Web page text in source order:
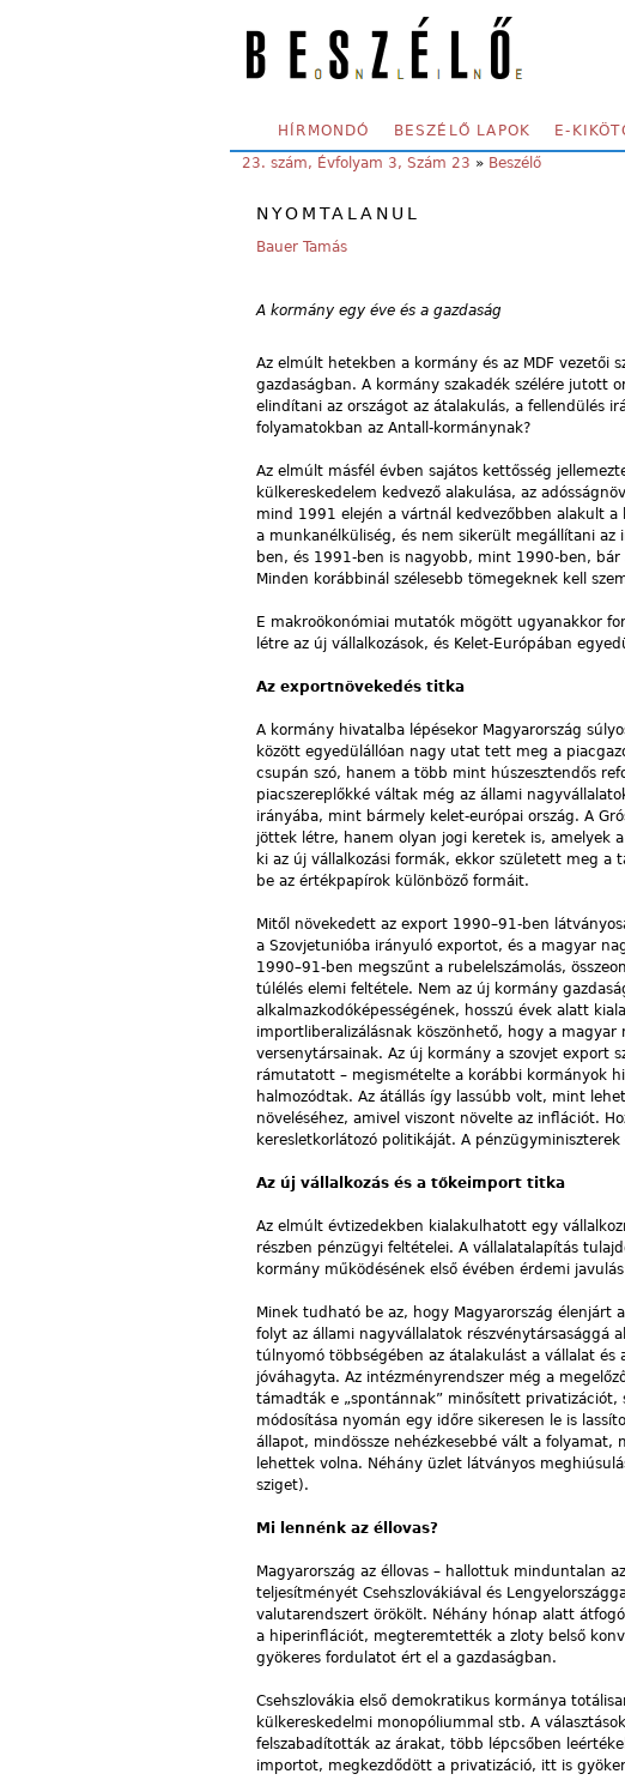
SECONDARY MENU
HÍRMONDÓ BESZÉLŐ LAPOK E-
YOU ARE HERE:
23. szám, Évfolyam 3, Szám 23 » Beszélő
NYOMTALANUL
Bauer Tamás
A kormány egy éve és a gazdaság
Az elmúlt hetekben a kormány és az MDF vezetői
gazdaságban. A kormány szakadék szélére jutott
elindítani az országot az átalakulás, a fellendülés
folyamatokban az Antall-kormánynak?
Az elmúlt másfél évben sajátos kettősség
külkereskedelem kedvező alakulása, az
mind 1991 elején a vártnál kedvezőbben alakult
a munkanélküliség, és nem sikerült megállítani
ben, és 1991-ben is nagyobb, mint 1990-ben,
Minden korábbinál szélesebb tömegeknek kell
E makroökonómiai mutatók mögött ugyanakkor
létre az új vállalkozások, és Kelet-Európában
Az exportnövekedés titka
A kormány hivatalba lépésekor Magyarország
között egyedülállóan nagy utat tett meg a
csupán szó, hanem a több mint húszesztendős
piacszereplőkké váltak még az állami
irányába, mint bármely kelet-európai ország. A
jöttek létre, hanem olyan jogi keretek is, amelyek
ki az új vállalkozási formák, ekkor született meg a
be az értékpapírok különböző formáit.
Mitől növekedett az export 1990–91-ben
a Szovjetunióba irányuló exportot, és a magyar
1990–91-ben megszűnt a rubelelszámolás,
túlélés elemi feltétele. Nem az új kormány
alkalmazkodóképességének, hosszú évek alatt
importliberalizálásnak köszönhető, hogy a
versenytársainak. Az új kormány a szovjet export
rámutatott – megismételte a korábbi kormányok
halmozódtak. Az átállás így lassúbb volt, mint
növeléséhez, amivel viszont növelte az inflációt.
keresletkorlátozó politikáját. A
Az új vállalkozás és a tőkeimport titka
Az elmúlt évtizedekben kialakulhatott egy
részben pénzügyi feltételei. A vállalatalapítás
kormány működésének első évében érdemi
Minek tudható be az, hogy Magyarország élenjárt
folyt az állami nagyvállalatok részvénytársasággá
túlnyomó többségében az átalakulást a vállalat
jóváhagyta. Az intézményrendszer még a
támadták e „spontánnak” minősített privatizációt,
módosítása nyomán egy időre sikeresen le is
állapot, mindössze nehézkesebbé vált a
lehettek volna. Néhány üzlet látványos
sziget).
Mi lennénk az éllovas?
Magyarország az éllovas – hallottuk minduntalan
teljesítményét Csehszlovákiával és
valutarendszert örökölt. Néhány hónap alatt
a hiperinflációt, megteremtették a zloty belső
gyökeres fordulatot ért el a gazdaságban.
Csehszlovákia első demokratikus kormánya
külkereskedelmi monopóliummal stb. A
felszabadították az árakat, több lépcsőben
importot, megkezdődött a privatizáció, itt is